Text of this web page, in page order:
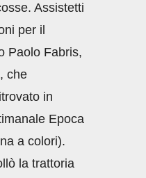
Assistetti
per il
Paolo Fabris,
che
in
Epoca
a colori).
la trattoria